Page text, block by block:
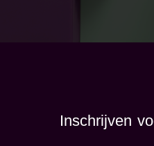
Inschrijven